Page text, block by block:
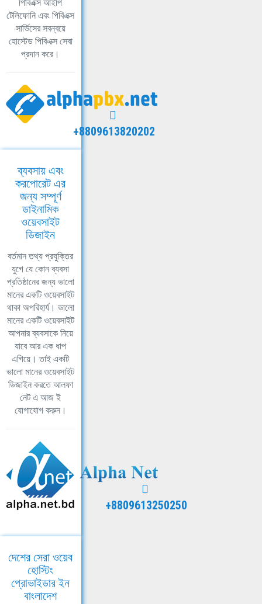
পিবিএক্স আইপি
টেলিফোনি এবং পিবিএক্স
সার্ভিসের সবন্বয়ে
হোস্টেড পিবিএক্স সেবা
প্রদান করে।
+8809613820202
ব্যবসায় এবং
করপোরেট এর
জন্য সম্পূর্ণ
ডাইনামিক
ওয়েবসাইট
ডিজাইন
বর্তমান তথ্য প্রযুক্তির
যুগে যে কোন ব্যবসা
প্রতিষ্ঠানের জন্য ভালো
মানের একটি ওয়েবসাইট
থাকা অপরিহার্য। ভালো
মানের একটি ওয়েবসাইট
আপনার ব্যবসাকে নিয়ে
যাবে আর এক ধাপ
এগিয়ে। তাই একটি
ভালো মানের ওয়েবসাইট
ডিজাইন করতে আলফা
নেট এ আজ ই
যোগাযোগ করুন।
+8809613250250
দেশের সেরা ওয়েব
হোস্টিং
প্রোভাইডার ইন
বাংলাদেশ